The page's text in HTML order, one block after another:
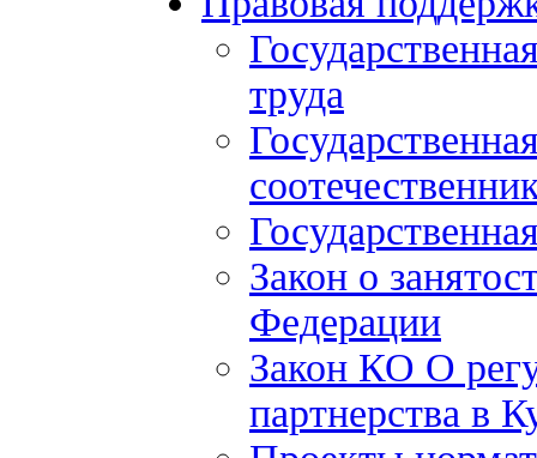
труда
Закон о
Федерации
Закон КО О
партнерства в